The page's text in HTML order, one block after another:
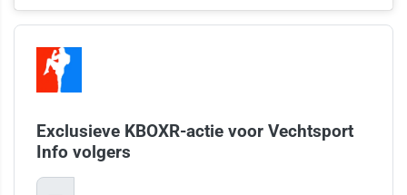
Exclusieve KBOXR-actie voor Vechtsport
Info volgers